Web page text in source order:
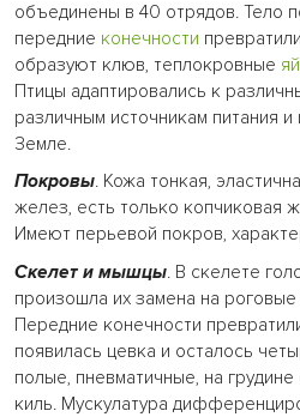
объединены в 40 отрядов. Тело
передние конечности
образуют клюв, теплокровные
Птицы адаптировались к
различным источникам питания
Земле.
Покровы. Кожа тонкая,
желез, есть только копчиковая
Имеют перьевой покров,
Скелет и мышцы. В скелете
произошла их замена на
Передние конечности
появилась цевка и осталось
полые, пневматичные, на
киль. Мускулатура